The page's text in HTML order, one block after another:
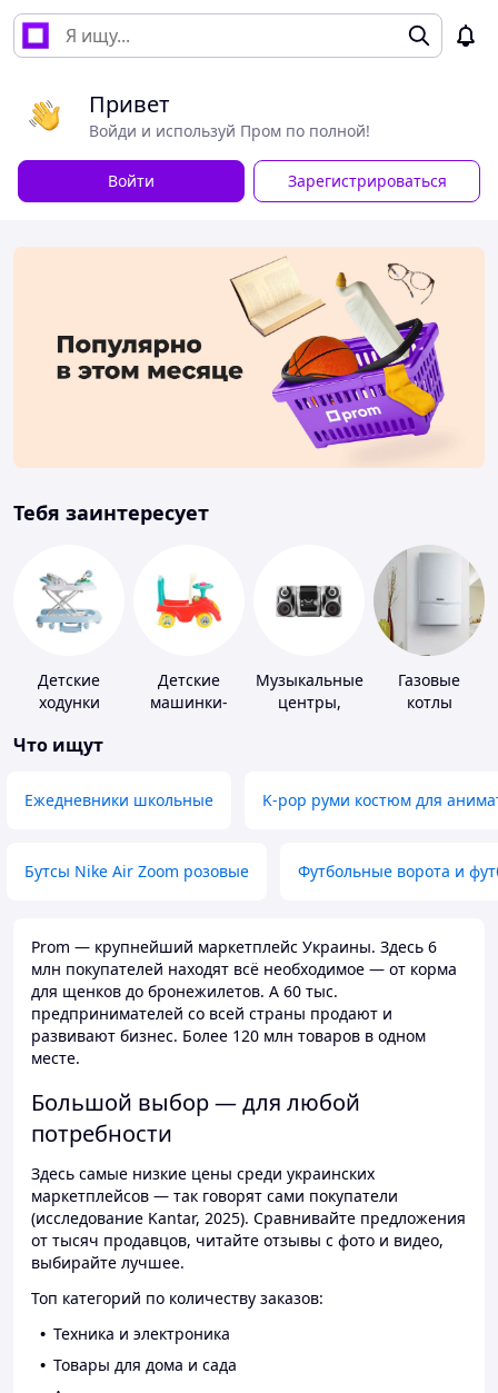
Привет
Войди и используй Пром по полной!
Войти Зарегистрироваться
Тебя заинтересует
Детские
ходунки
Детские
машинки-
Музыкальные
центры,
Газовые
котлы
Что ищут
Ежедневники школьные K-pop руми костюм для
Бутсы Nike Air Zoom розовые Футбольные ворота и
Prom — крупнейший маркетплейс Украины. Здесь 6
млн покупателей находят всё необходимое — от корма
для щенков до бронежилетов. А 60 тыс.
предпринимателей со всей страны продают и
развивают бизнес. Более 120 млн товаров в одном
месте.
Большой выбор — для любой
потребности
Здесь самые низкие цены среди украинских
маркетплейсов — так говорят сами покупатели
(исследование Kantar, 2025). Сравнивайте предложения
от тысяч продавцов, читайте отзывы с фото и видео,
выбирайте лучшее.
Топ категорий по количеству заказов:
Техника и электроника
Товары для дома и сада